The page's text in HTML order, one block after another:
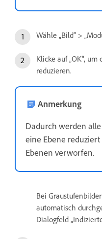
Wähle „Bild“ >
Klicke auf „OK“,
reduzieren.
Anmerkung
Dadurch werden
eine Ebene
Ebenen verworfen.
Bei
automatisch
Dialogfeld